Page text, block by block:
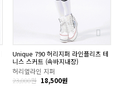
Unique 790 허리지퍼 라인플리츠 테
니스 스커트 (속바지내장)
허리옆라인 지퍼
23,000원 18,500원